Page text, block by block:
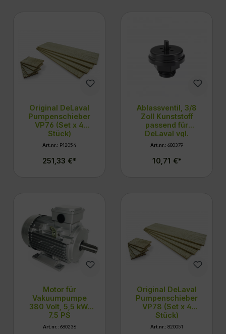
Original DeLaval
Pumpenschieber
VP76 (Set x 4
Stück)
Art.nr.: P12054
251,33 €*
Ablassventil, 3/8
Zoll Kunststoff
passend für
DeLaval vgl.
96371680
Art.nr.: 680379
10,71 €*
Motor für
Vakuumpumpe
380 Volt, 5,5 kW,
7,5 PS
Art.nr.: 680236
Original DeLaval
Pumpenschieber
VP78 (Set x 4
Stück)
Art.nr.: 820051